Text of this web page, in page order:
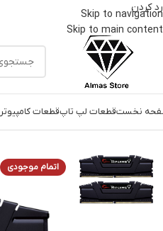
رد کردن
Skip to navigation
Skip to main content
نخستقطعات لپ تاپقطعات کامپیوتر
اتمام موجودی